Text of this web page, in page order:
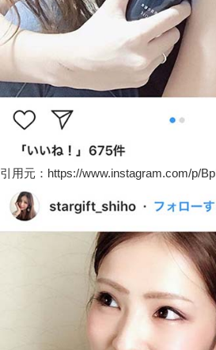
引用元：https://www.instagram.com/p/